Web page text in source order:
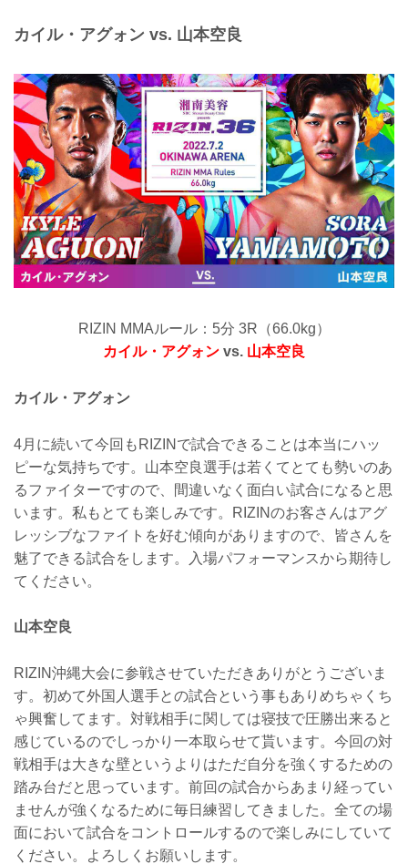
カイル・アグォン vs. 山本空良
RIZIN MMAルール：5分 3R（66.0kg）
カイル・アグォン vs. 山本空良
カイル・アグォン
4月に続いて今回もRIZINで試合できることは本当にハッ
ピーな気持ちです。山本空良選手は若くてとても勢いのあ
るファイターですので、間違いなく面白い試合になると思
います。私もとても楽しみです。RIZINのお客さんはアグ
レッシブなファイトを好む傾向がありますので、皆さんを
魅了できる試合をします。入場パフォーマンスから期待し
てください。
山本空良
RIZIN沖縄大会に参戦させていただきありがとうございま
す。初めて外国人選手との試合という事もありめちゃくち
ゃ興奮してます。対戦相手に関しては寝技で圧勝出来ると
感じているのでしっかり一本取らせて貰います。今回の対
戦相手は大きな壁というよりはただ自分を強くするための
踏み台だと思っています。前回の試合からあまり経ってい
ませんが強くなるために毎日練習してきました。全ての場
面において試合をコントロールするので楽しみにしていて
ください。よろしくお願いします。